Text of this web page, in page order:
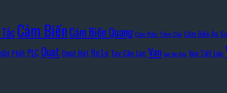
Cảm BiếnCảm Biến Quang Cảm Biến Tiệm Cận Cảm Biến Áp
Phốt PLC Quạt Quạt Hút Rơ Le Tay Cân Lực Van Van Khí Nén Van Tiết Lưu